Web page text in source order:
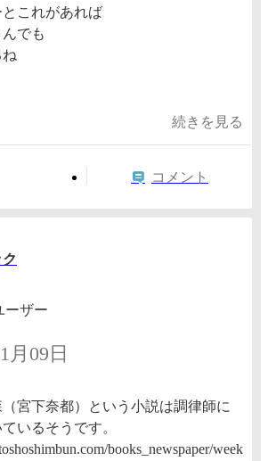
これがあれば
でも
続きを見る
コメント
ーザー
月09日
宮下奈都）という小説は調律師に
いるそうです。
books_newspaper/week